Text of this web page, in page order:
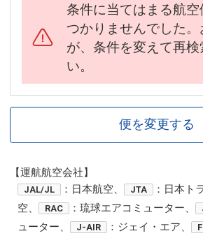
条件に当てはまる航
つかりませんでした
が、条件を変えて再検
い。
便を変更する
【運航航空会社】
JAL/JL ：日本航空、 JTA
：日本ト
空、
RAC ：琉球エアコミューター、
ューター、
J-AIR ：ジェイ・エア、